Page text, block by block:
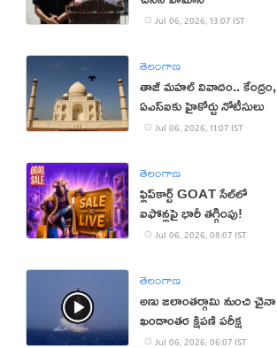
Jul 06, 2026, 13:07 IST
తెలంగాణ
తాజ్ మహల్ వివాదం.. కేంద్రం,
ఏఎస్ఐకు హైకోర్టు నోటీసులు
Jul 06, 2026, 11:07 IST
తెలంగాణ
ఫ్లిప్‌కార్ట్ GOAT సేల్‌లో
ఐఫోన్లపై భారీ తగ్గింపు!
Jul 06, 2026, 08:07 IST
తెలంగాణ
అణు జలాంతర్గామి నుంచి చైనా
ఖండాంతర క్షిపణి పరీక్ష
Jul 06, 2026, 06:07 IST